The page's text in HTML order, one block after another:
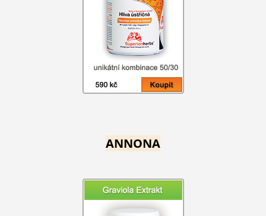
ANNONA